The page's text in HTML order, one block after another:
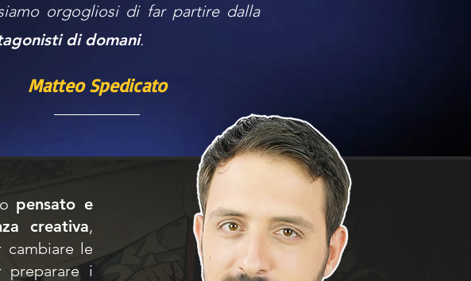
orgogliosi di far partire dalla
di domani.
Matteo Spedicato
pensato e
creativa,
cambiare le
preparare i